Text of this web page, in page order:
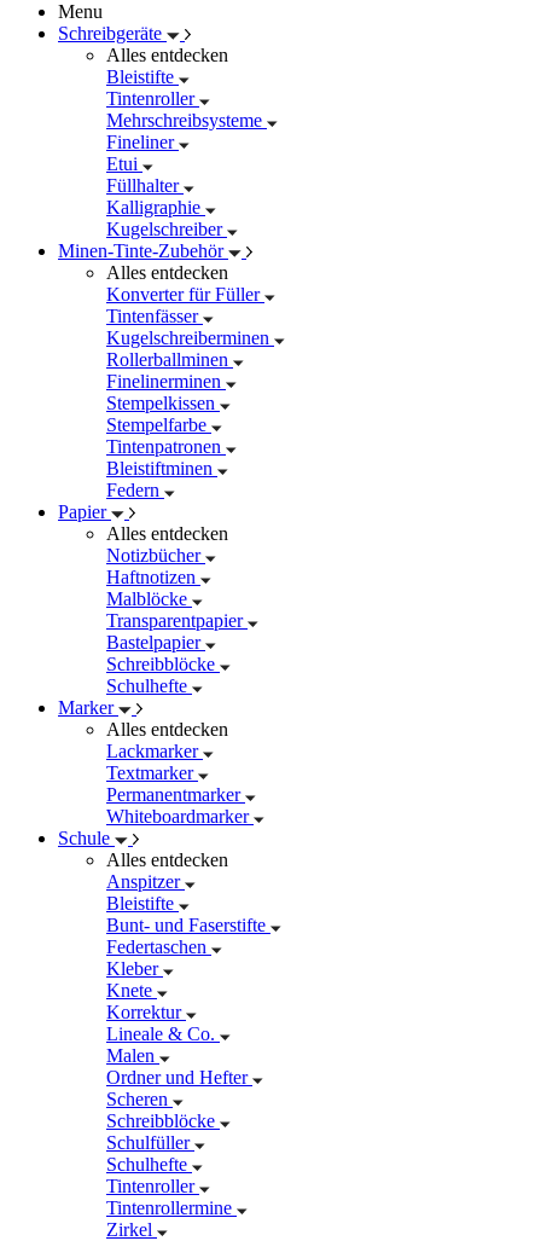
Menu
Schreibgeräte
Alles entdecken
Bleistifte
Tintenroller
Mehrschreibsysteme
Fineliner
Etui
Füllhalter
Kalligraphie
Kugelschreiber
Minen-Tinte-Zubehör
Alles entdecken
Konverter für Füller
Tintenfässer
Kugelschreiberminen
Rollerballminen
Finelinerminen
Stempelkissen
Stempelfarbe
Tintenpatronen
Bleistiftminen
Federn
Papier
Alles entdecken
Notizbücher
Haftnotizen
Malblöcke
Transparentpapier
Bastelpapier
Schreibblöcke
Schulhefte
Marker
Alles entdecken
Lackmarker
Textmarker
Permanentmarker
Whiteboardmarker
Schule
Alles entdecken
Anspitzer
Bleistifte
Bunt- und Faserstifte
Federtaschen
Kleber
Knete
Korrektur
Lineale & Co.
Malen
Ordner und Hefter
Scheren
Schreibblöcke
Schulfüller
Schulhefte
Tintenroller
Tintenrollermine
Zirkel